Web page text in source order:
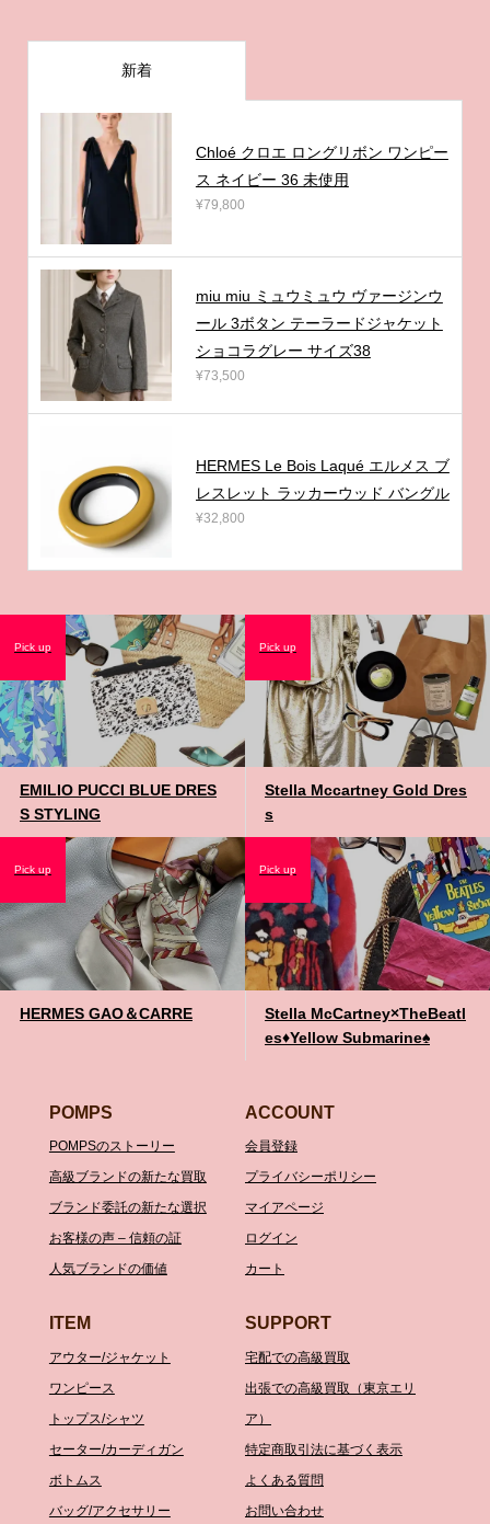
新着
Chloé クロエ ロングリボン ワンピー
ス ネイビー 36 未使用
¥79,800
miu miu ミュウミュウ ヴァージンウ
ール 3ボタン テーラードジャケット
ショコラグレー サイズ38
¥73,500
HERMES Le Bois Laqué エルメス ブ
レスレット ラッカーウッド バングル
¥32,800
EMILIO PUCCI BLUE DRES
S STYLING
Pick up
Stella Mccartney Gold Dres
s
Pick up
HERMES GAO＆CARRE
Pick up
Stella McCartney×TheBeatl
es♦️Yellow Submarine♠️
Pick up
POMPS
POMPSのストーリー
高級ブランドの新たな買取
ブランド委託の新たな選択
お客様の声 – 信頼の証
人気ブランドの価値
ACCOUNT
会員登録
プライバシーポリシー
マイアページ
ログイン
カート
ITEM
アウター/ジャケット
ワンピース
トップス/シャツ
セーター/カーディガン
ボトムス
バッグ/アクセサリー
SUPPORT
宅配での高級買取
出張での高級買取（東京エリ
ア）
特定商取引法に基づく表示
よくある質問
お問い合わせ